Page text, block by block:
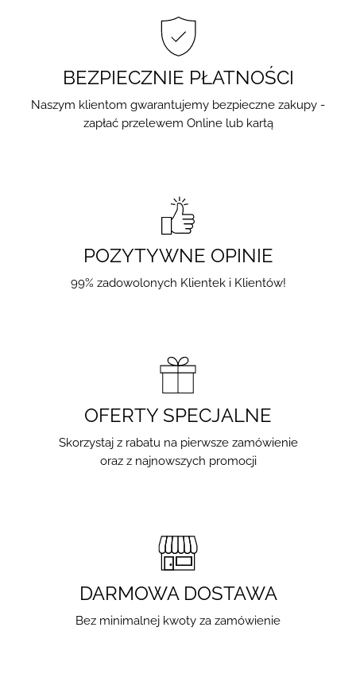
BEZPIECZNIE PŁATNOŚCI
Naszym klientom gwarantujemy bezpieczne zakupy -
zapłać przelewem Online lub kartą
POZYTYWNE OPINIE
99% zadowolonych Klientek i Klientów!
OFERTY SPECJALNE
Skorzystaj z rabatu na pierwsze zamówienie
oraz z najnowszych promocji
DARMOWA DOSTAWA
Bez minimalnej kwoty za zamówienie